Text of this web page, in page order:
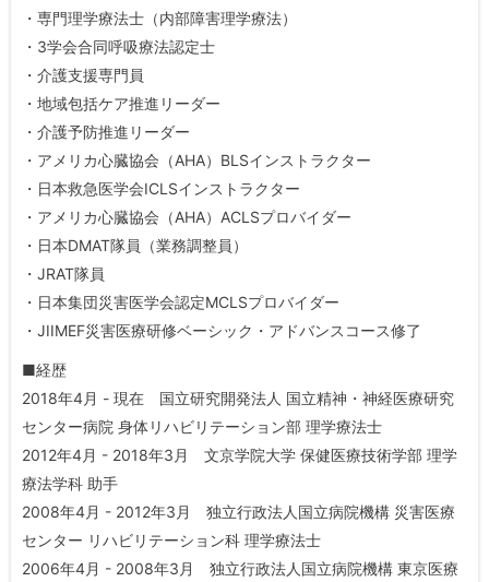
・専門理学療法士（内部障害理学療法）
・3学会合同呼吸療法認定士
・介護支援専門員
・地域包括ケア推進リーダー
・介護予防推進リーダー
・アメリカ心臓協会（AHA）BLSインストラクター
・日本救急医学会ICLSインストラクター
・アメリカ心臓協会（AHA）ACLSプロバイダー
・日本DMAT隊員（業務調整員）
・JRAT隊員
・日本集団災害医学会認定MCLSプロバイダー
・JIIMEF災害医療研修ベーシック・アドバンスコース修了
■経歴
2018年4月 - 現在 国立研究開発法人 国立精神・神経医療研究
センター病院 身体リハビリテーション部 理学療法士
2012年4月 - 2018年3月 文京学院大学 保健医療技術学部 理学
療法学科 助手
2008年4月 - 2012年3月 独立行政法人国立病院機構 災害医療
センター リハビリテーション科 理学療法士
2006年4月 - 2008年3月 独立行政法人国立病院機構 東京医療